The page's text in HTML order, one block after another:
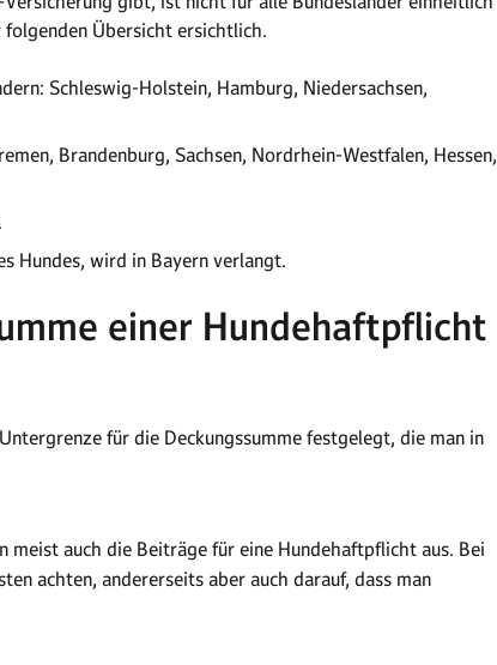
Übersicht ersichtlich.
Schleswig-Holstein, Hamburg, Niedersachsen,
Brandenburg, Sachsen, Nordrhein-Westfalen, Hessen,
Hundes, wird in Bayern verlangt.
einer Hundehaftpflicht
für die Deckungssumme festgelegt, die man in
meist auch die Beiträge für eine Hundehaftpflicht aus. Bei
achten, andererseits aber auch darauf, dass man